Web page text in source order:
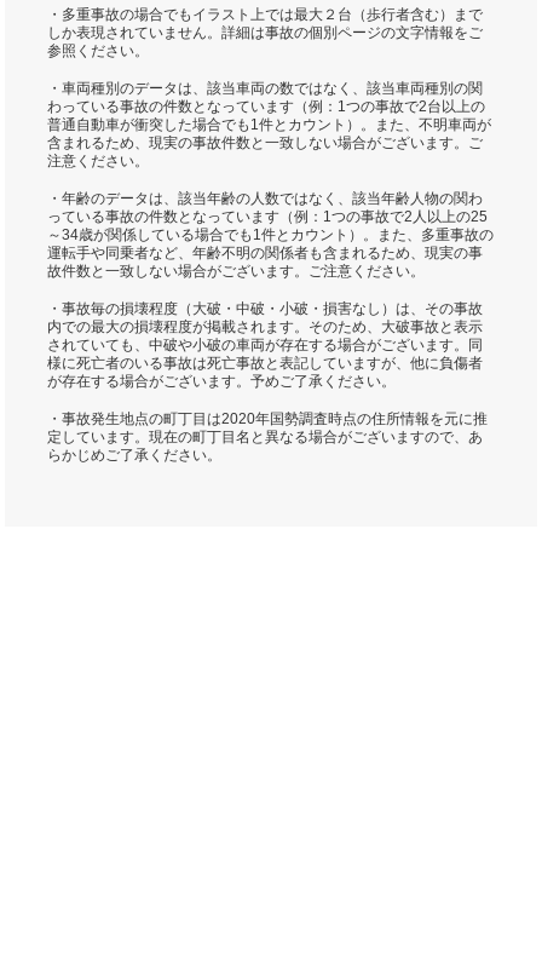
・多重事故の場合でもイラスト上では最大２台（歩行者含む）まで
しか表現されていません。詳細は事故の個別ページの文字情報をご
参照ください。
・車両種別のデータは、該当車両の数ではなく、該当車両種別の関
わっている事故の件数となっています（例：1つの事故で2台以上の
普通自動車が衝突した場合でも1件とカウント）。また、不明車両が
含まれるため、現実の事故件数と一致しない場合がございます。ご
注意ください。
・年齢のデータは、該当年齢の人数ではなく、該当年齢人物の関わ
っている事故の件数となっています（例：1つの事故で2人以上の25
～34歳が関係している場合でも1件とカウント）。また、多重事故の
運転手や同乗者など、年齢不明の関係者も含まれるため、現実の事
故件数と一致しない場合がございます。ご注意ください。
・事故毎の損壊程度（大破・中破・小破・損害なし）は、その事故
内での最大の損壊程度が掲載されます。そのため、大破事故と表示
されていても、中破や小破の車両が存在する場合がございます。同
様に死亡者のいる事故は死亡事故と表記していますが、他に負傷者
が存在する場合がございます。予めご了承ください。
・事故発生地点の町丁目は2020年国勢調査時点の住所情報を元に推
定しています。現在の町丁目名と異なる場合がございますので、あ
らかじめご了承ください。